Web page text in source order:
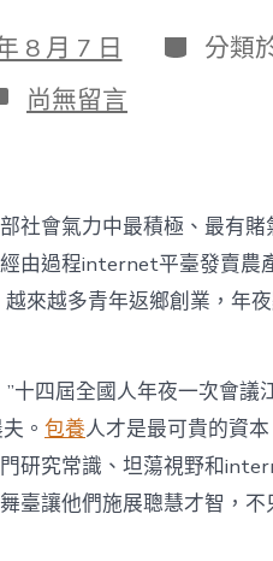
8 月 7 日 分
類
分類
在
〈為
產
復
興
注
進
死
水
甜
心
寶
物
尚無留言
社會氣力中最積極、最有
由過程internet平臺發賣農
來越多青年返鄉創業，年
”十四屆全國人年夜一次會議
。 包養人才是最可貴的資
研究常識、坦蕩視野和
臺讓他們施展聰慧才智，